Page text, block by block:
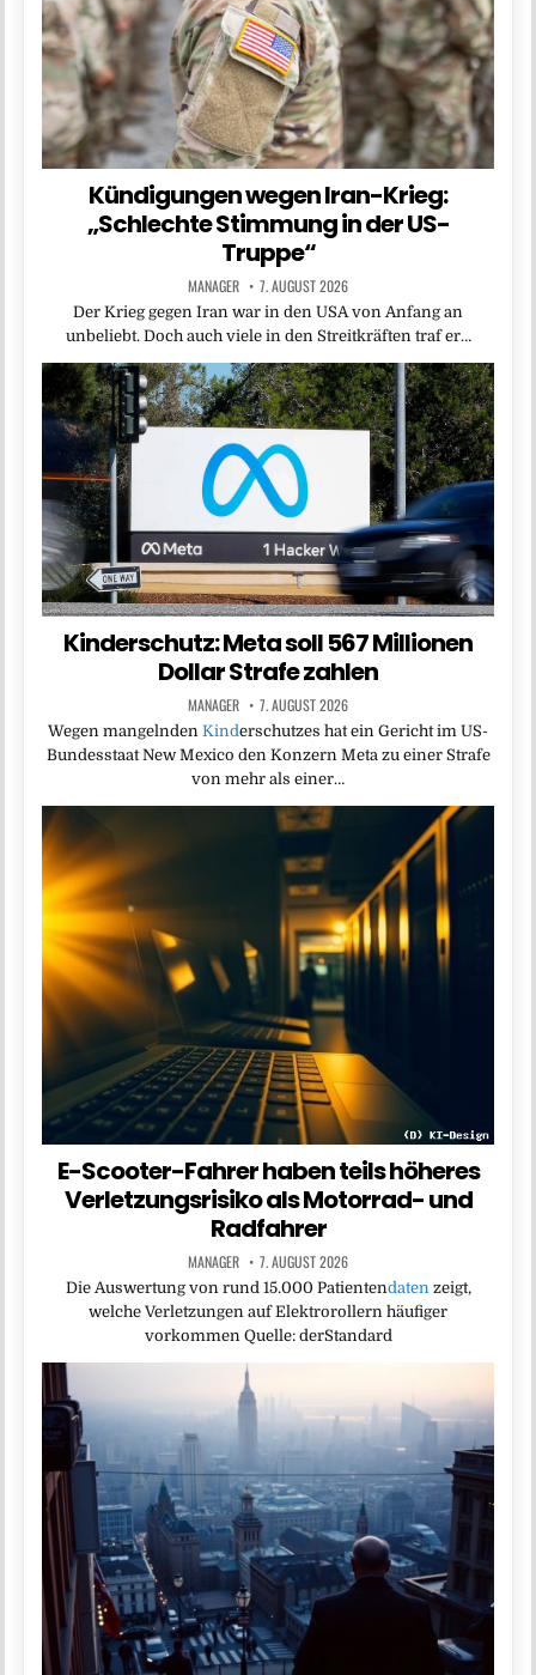
Kündigungen wegen Iran-Krieg:
„Schlechte Stimmung in der US-
Truppe“
MANAGER 7. AUGUST 2026
Der Krieg gegen Iran war in den USA von Anfang an
unbeliebt. Doch auch viele in den Streitkräften traf er…
Kinderschutz: Meta soll 567 Millionen
Dollar Strafe zahlen
MANAGER 7. AUGUST 2026
Wegen mangelnden Kinderschutzes hat ein Gericht im US-
Bundesstaat New Mexico den Konzern Meta zu einer Strafe
von mehr als einer…
E-Scooter-Fahrer haben teils höheres
Verletzungsrisiko als Motorrad- und
Radfahrer
MANAGER 7. AUGUST 2026
Die Auswertung von rund 15.000 Patientendaten zeigt,
welche Verletzungen auf Elektrorollern häufiger
vorkommen Quelle: derStandard